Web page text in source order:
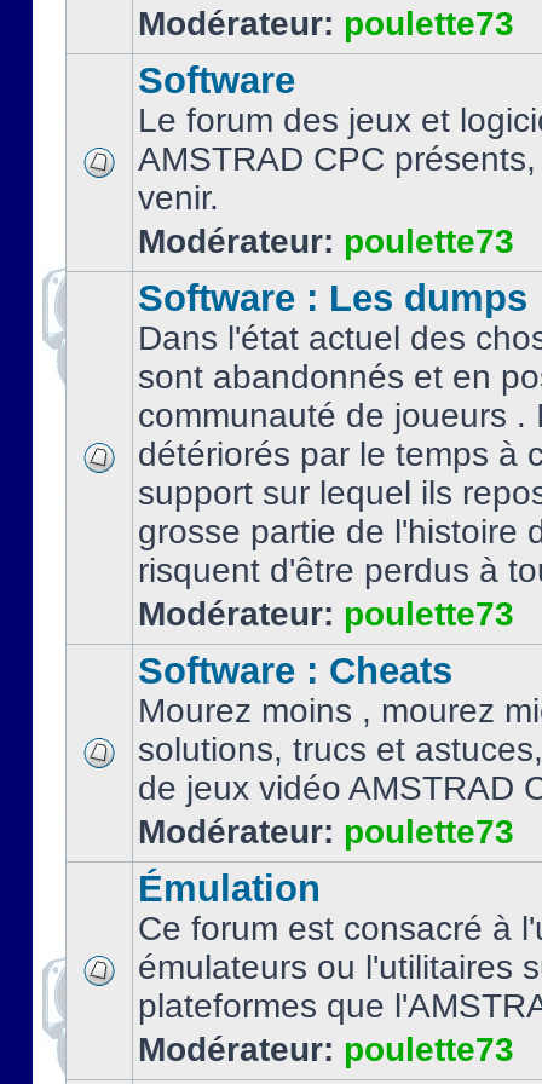
Modérateur: poulette73
Software
Le forum des jeux et
AMSTRAD CPC
venir.
Modérateur: poulette73
Software : Les dumps
Dans l'état actuel des
sont abandonnés et en
communauté de joueurs .
détériorés par le temps à
support sur lequel ils
grosse partie de l'histoire
risquent d'être perdus à
Modérateur: poulette73
Software : Cheats
Mourez moins , mourez
solutions, trucs et
de jeux vidéo AMSTRAD
Modérateur: poulette73
Émulation
Ce forum est consacré à
émulateurs ou l'utilitaires
plateformes que
Modérateur: poulette73